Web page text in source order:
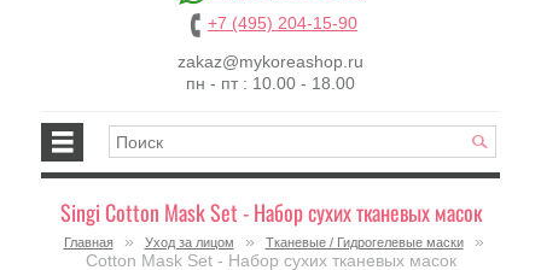
+7 (495) 204-15-90
zakaz@mykoreashop.ru
пн - пт : 10.00 - 18.00
Singi Cotton Mask Set - Набор сухих тканевых масок
Главная » Уход за лицом » Тканевые / Гидрогелевые маски
»
Cotton Mask Set - Набор сухих тканевых масок